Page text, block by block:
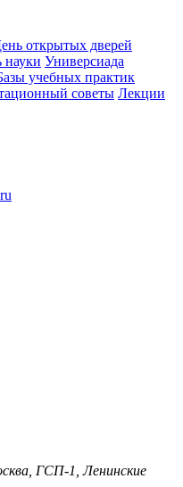
открытых дверей
науки Универсиада
учебных практик
советы Лекции
ГСП-1, Ленинские